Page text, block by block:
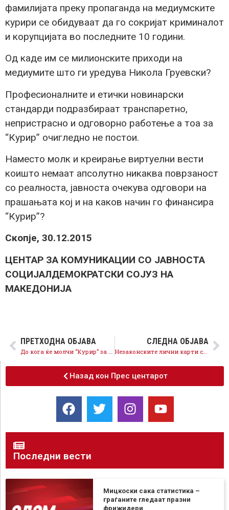
фамилијата преку пропаганда на медиумските
курири се обидуваат да го сокријат криминалот
и корупцијата во последните 10 години.
Од каде им се милионските приходи на
медиумите што ги уредува Никола Груевски?
Професионалните и етички новинарски
стандарди подразбираат транспаретно,
непристрасно и одговорно работење а тоа за
“Курир” очигледно не постои.
Наместо молк и креирање виртуелни вести
коишто немаат апсолутно никаква поврзаност
со реалноста, јавноста очекува одговори на
прашањата кој и на каков начин го финансира
“Курир”?
Скопје, 30.12.2015
ЦЕНТАР ЗА КОМУНИКАЦИИ СО ЈАВНОСТА
СОЦИЈАЛДЕМОКРАТСКИ СОЈУЗ НА
МАКЕДОНИЈА
ПРЕТХОДНА ОБЈАВА СЛЕДНА ОБЈАВА
Незаконските лични карти се адресирани кај функционери на ВМРО-ДПМНЕ
Назад кон Прес центарот
Последни вести
Мицкоски сака статистика –
граѓаните гледаат празни
фрижидери